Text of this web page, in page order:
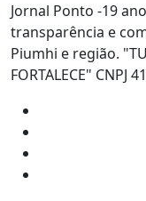
Jornal Ponto -19
transparência e
Piumhi e região.
FORTALECE" CNPJ